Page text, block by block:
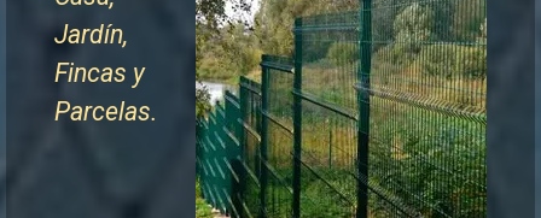
Jardín,
Fincas y
Parcelas.